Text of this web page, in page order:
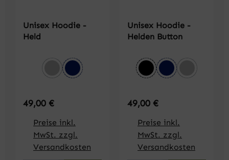
Unisex Hoodie -
Held
Farbe auswählen
grau meliert
dunkelblau
Regulärer Preis:
49,00 €
Preise inkl.
MwSt. zzgl.
Versandkosten
Unisex Hoodie -
Helden Button
Farbeauswählen
schwarzdunkelblau
grau
Regulärer Preis:
49,00 €
Preise inkl.
MwSt. zzgl.
Versandkosten